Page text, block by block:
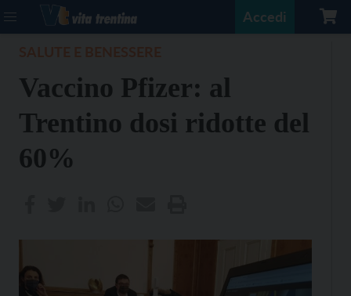
Accedi
Vaccino Pfizer: al
Trentino dosi ridotte del
60%